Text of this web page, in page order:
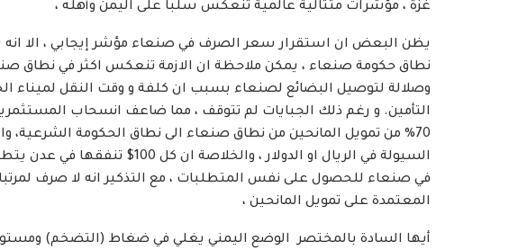
غزة ، مؤشرات متتالية عالمية تنعكس سلباً على اليمن وأهله ،
يظن البعض ان استقرار سعر الصرف في صنعاء مؤشر إيجابي ، الا
نطاق حكومة صنعاء ، يمكن ملاحظة ان الازمة تنعكس اكثر في نطاق
وصلالة لتوصيل البضائع لصنعاء بسبب ان كلفة و وقت النقل لميناء
التأمين. و رغم ذلك الجبايات لم تتوقف ، مما ضاعف انسحاب
70% من تمويل المانحين من نطاق صنعاء الى نطاق الحكومة الشرعية،
في صنعاء للحصول على نفس المتطلبات ، مع التذكير انه لا صرف
المعتمدة على تمويل المانحين ،
أيها السادة بالمختصر الوضع اليمني يغلي في ضغاط (التضخم)